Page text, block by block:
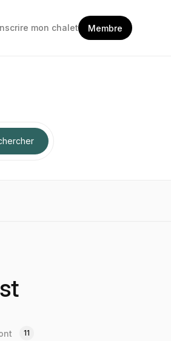
mon chalet Membre
11